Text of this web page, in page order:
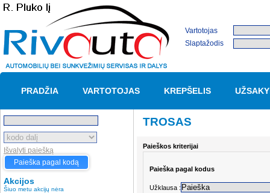
Vartotojas
Slaptažodis
PRADŽIA VARTOTOJAS KREPŠELIS
Išvalyti paiešką
Paieška pagal kodą
Akcijos
Šiuo metu akcijų nėra
TROSAS
Paieškos kriterijai
Paieška pagal kodus
Užklausa :